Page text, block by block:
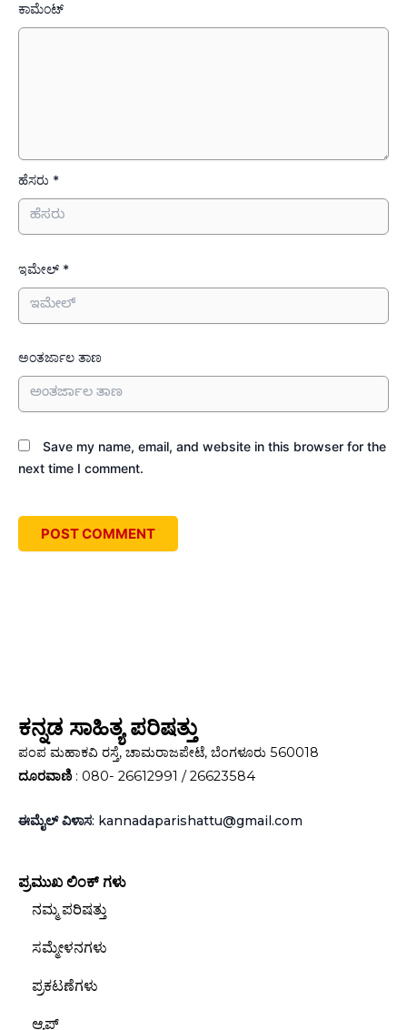
ಕಾಮೆಂಟ್
ಹೆಸರು *
ಇಮೇಲ್ *
ಅಂತರ್ಜಾಲ ತಾಣ
Save my name, email, and website in this browser for the
next time I comment.
ಕನ್ನಡ ಸಾಹಿತ್ಯ ಪರಿಷತ್ತು
ಪಂಪ ಮಹಾಕವಿ ರಸ್ತೆ, ಚಾಮರಾಜಪೇಟೆ, ಬೆಂಗಳೂರು 560018
ದೂರವಾಣಿ: 080- 26612991 / 26623584
ಈಮೈಲ್ ವಿಳಾಸ: kannadaparishattu@gmail.com
ಪ್ರಮುಖ ಲಿಂಕ್‌ ಗಳು
ನಮ್ಮ ಪರಿಷತ್ತು
ಸಮ್ಮೇಳನಗಳು
ಪ್ರಕಟಣೆಗಳು
ಆ್ಯಪ್